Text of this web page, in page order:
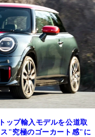
ップ輸入モデルを公道取
"究極のゴーカート感"に